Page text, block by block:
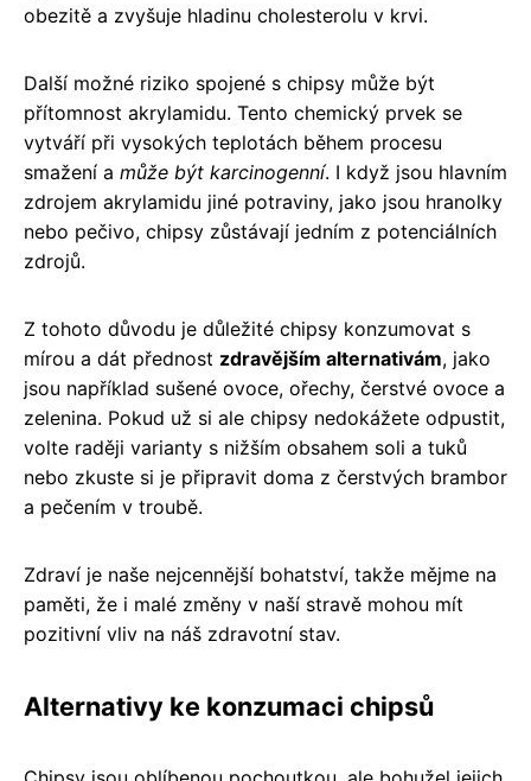
obezitě a zvyšuje hladinu cholesterolu v krvi.
Další možné riziko spojené s chipsy může být
přítomnost akrylamidu. Tento chemický prvek se
vytváří při vysokých teplotách během procesu
smažení a může být karcinogenní. I když jsou hlavním
zdrojem akrylamidu jiné potraviny, jako jsou hranolky
nebo pečivo, chipsy zůstávají jedním z potenciálních
zdrojů.
Z tohoto důvodu je důležité chipsy konzumovat s
mírou a dát přednost zdravějším alternativám, jako
jsou například sušené ovoce, ořechy, čerstvé ovoce a
zelenina. Pokud už si ale chipsy nedokážete odpustit,
volte raději varianty s nižším obsahem soli a tuků
nebo zkuste si je připravit doma z čerstvých brambor
a pečením v troubě.
Zdraví je naše nejcennější bohatství, takže mějme na
paměti, že i malé změny v naší stravě mohou mít
pozitivní vliv na náš zdravotní stav.
Alternativy ke konzumaci chipsů